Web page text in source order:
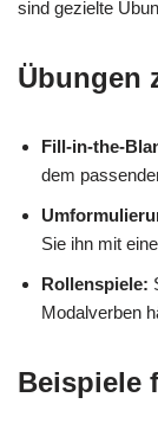
sind gezielte
Übungen
Fill-in-the-
dem
Sie ihn mit
Rollenspiele:
Modalverben
Beispiele